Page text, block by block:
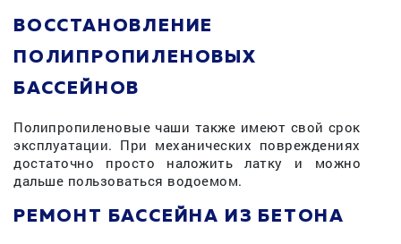
ВОССТАНОВЛЕНИЕ
ПОЛИПРОПИЛЕНОВЫХ
БАССЕЙНОВ
Полипропиленовые чаши также имеют свой срок
эксплуатации. При механических повреждениях
достаточно просто наложить латку и можно
дальше пользоваться водоемом.
РЕМОНТ БАССЕЙНА ИЗ БЕТОНА